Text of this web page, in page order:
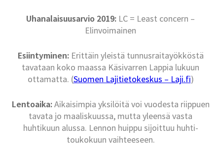
Uhanalaisuusarvio 2019: LC = Least concern –
Elinvoimainen
Esiintyminen:Erittäin yleistä tunnusraitayökköstä
tavataan koko maassa Käsivarren Lappia lukuun
ottamatta. (Suomen Lajitietokeskus – Laji.fi)
Lentoaika:Aikaisimpia yksilöitä voi vuodesta riippuen
tavata jo maaliskuussa, mutta yleensä vasta
huhtikuun alussa. Lennon huippu sijoittuu huhti-
toukokuun vaihteeseen.